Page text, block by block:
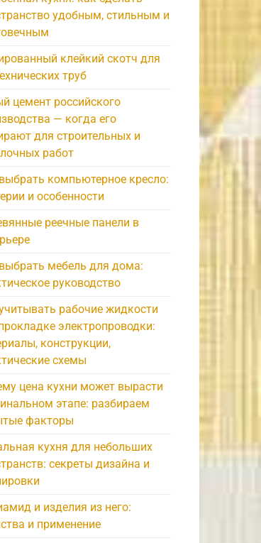
удобным, стильным и
клейкий скотч для
труб
цемент российского
— когда его
для строительных и
работ
компьютерное кресло:
и особенности
реечные панели в
мебель для дома:
руководство
рабочие жидкости
электропроводки:
конструкции,
схемы
цена кухни может вырасти
этапе: разбираем
факторы
кухня для небольших
секреты дизайна и
и изделия из него:
и применение